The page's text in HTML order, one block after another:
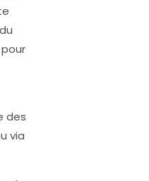
des
via